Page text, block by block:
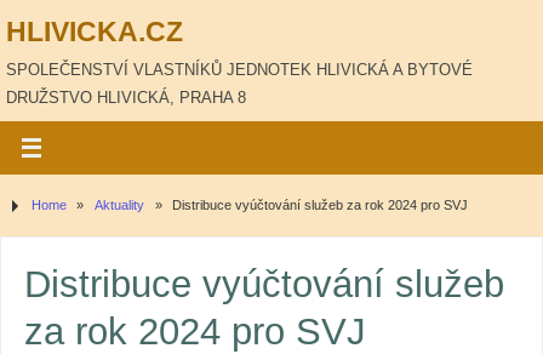
HLIVICKA.CZ
SPOLEČENSTVÍ VLASTNÍKŮ JEDNOTEK HLIVICKÁ A BYTOVÉ
DRUŽSTVO HLIVICKÁ, PRAHA 8
Home » Aktuality » Distribuce vyúčtování služeb za rok 2024 pro SVJ
Distribuce vyúčtování služeb
za rok 2024 pro SVJ